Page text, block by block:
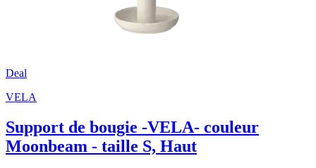
Deal
VELA
Support de bougie -VELA- couleur
Moonbeam - taille S, Haut